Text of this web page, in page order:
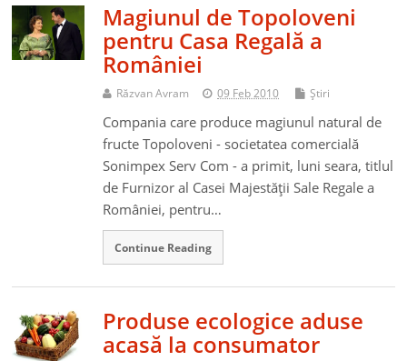
Magiunul de Topoloveni
pentru Casa Regală a
României
Răzvan Avram 09 Feb 2010 Ştiri
Compania care produce magiunul natural de
fructe Topoloveni - societatea comercială
Sonimpex Serv Com - a primit, luni seara, titlul
de Furnizor al Casei Majestăţii Sale Regale a
României, pentru…
Continue Reading
Produse ecologice aduse
acasă la consumator